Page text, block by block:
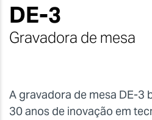
DE-3
Gravadora de mesa
A gravadora de mesa DE-3
30 anos de inovação em